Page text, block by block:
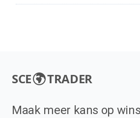
SCE TRADER
Maak meer kans op